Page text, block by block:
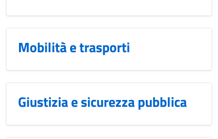
Mobilità e trasporti
Giustizia e sicurezza pubblica